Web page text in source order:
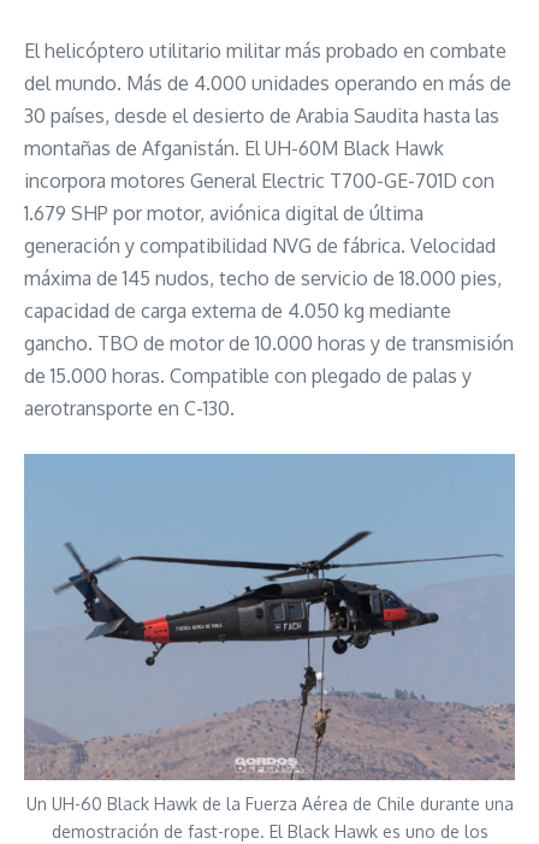
El helicóptero utilitario militar más probado en combate
del mundo. Más de 4.000 unidades operando en más de
30 países, desde el desierto de Arabia Saudita hasta las
montañas de Afganistán. El UH-60M Black Hawk
incorpora motores General Electric T700-GE-701D con
1.679 SHP por motor, aviónica digital de última
generación y compatibilidad NVG de fábrica. Velocidad
máxima de 145 nudos, techo de servicio de 18.000 pies,
capacidad de carga externa de 4.050 kg mediante
gancho. TBO de motor de 10.000 horas y de transmisión
de 15.000 horas. Compatible con plegado de palas y
aerotransporte en C-130.
Un UH-60 Black Hawk de la Fuerza Aérea de Chile durante una
demostración de fast-rope. El Black Hawk es uno de los